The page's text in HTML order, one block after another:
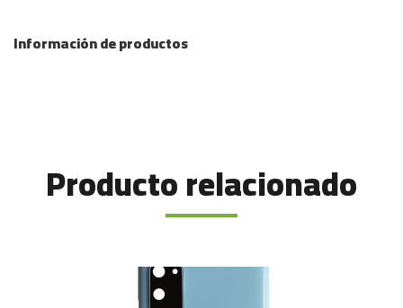
Información de productos
Producto relacionado